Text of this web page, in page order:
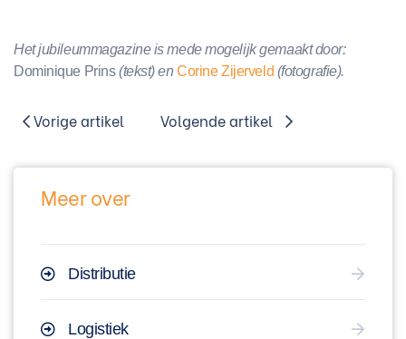
Het jubileummagazine is mede mogelijk gemaakt door:
Dominique Prins(tekst) enCorine Zijerveld (fotografie).
Vorige artikel Volgende artikel
Meer over
Distributie
Logistiek